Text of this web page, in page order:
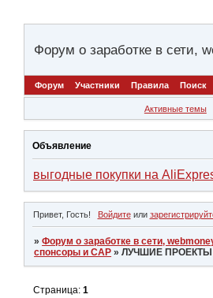
Форум о заработке в сети,
Форум Участники Правила Поиск
Активные темы
Объявление
выгодные покупки на
Привет, Гость! Войдитеили
»Форум о заработке в сети,
спонсоры и САР »ЛУЧШИЕ
Страница:1